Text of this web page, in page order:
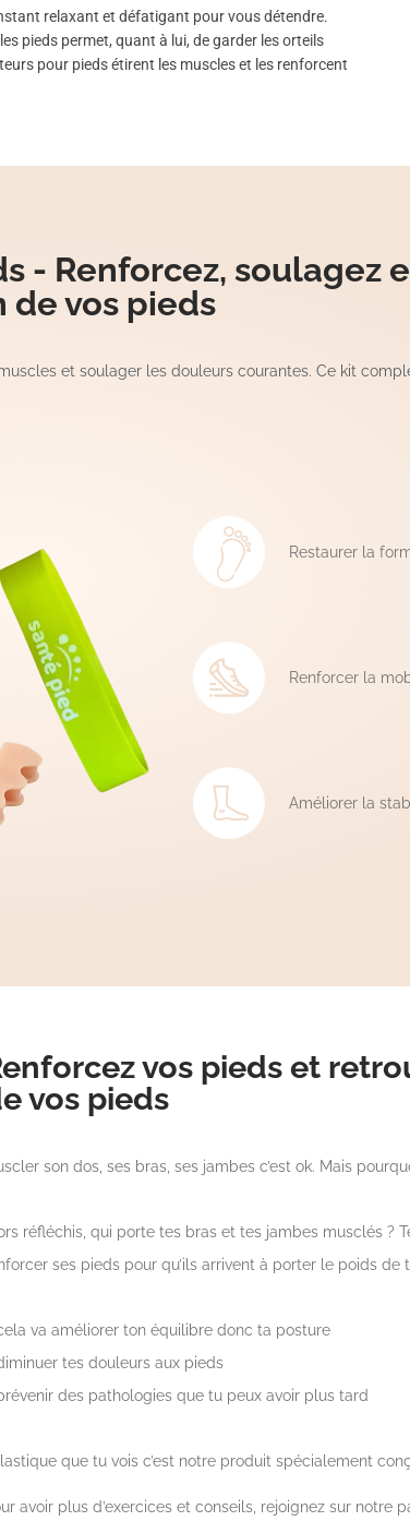
relaxant et défatigant pour vous détendre.
pieds permet, quant à lui, de garder les orteils
pour pieds étirent les muscles et les renforcent
- Renforcez, soulagez
de vos pieds
et soulager les douleurs courantes. Ce kit
Restaurer la
Renforcer la
Améliorer la
vos pieds et
vos pieds
son dos, ses bras, ses jambes c’est ok. Mais
réfléchis, qui porte tes bras et tes jambes musclés ?
ses pieds pour qu’ils arrivent à porter le poids de
va améliorer ton équilibre donc ta posture
tes douleurs aux pieds
des pathologies que tu peux avoir plus tard
que tu vois c’est notre produit spécialement
avoir plus d’exercices et conseils, rejoignez sur notre